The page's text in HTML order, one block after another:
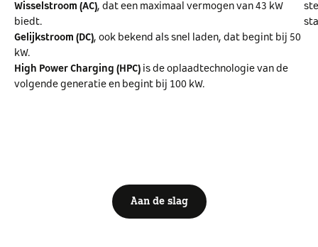
Wisselstroom (AC), dat een maximaal vermogen van 43 kW
biedt.
Gelijkstroom (DC), ook bekend als snel laden, dat begint bij 50
kW.
High Power Charging (HPC) is de oplaadtechnologie van de
volgende generatie en begint bij 100 kW.
Aan de slag